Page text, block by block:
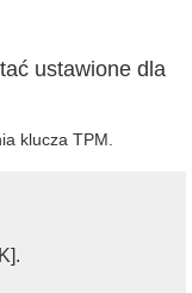
ustawione dla
klucza TPM.